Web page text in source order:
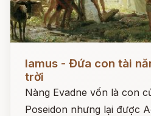
Iamus - Đứa con tài
trời
Nàng Evadne vốn là con
Poseidon nhưng lại được